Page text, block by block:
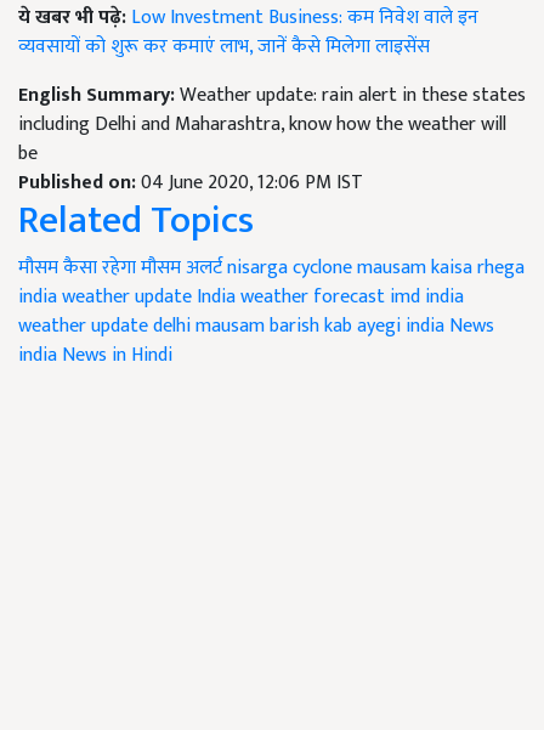
ये खबर भी पढ़े:Low Investment Business: कम निवेश वाले इन
व्यवसायों को शुरू कर कमाएं लाभ, जानें कैसे मिलेगा लाइसेंस
English Summary:Weather update: rain alert in these states
including Delhi and Maharashtra, know how the weather will
be
Published on:04 June 2020, 12:06 PM IST
Related Topics
मौसम कैसा रहेगामौसम अलर्टnisarga cyclonemausam kaisa rhega
india weather updateIndia weather forecastimd india
weather updatedelhi mausambarish kab ayegiindia News
india News in Hindi